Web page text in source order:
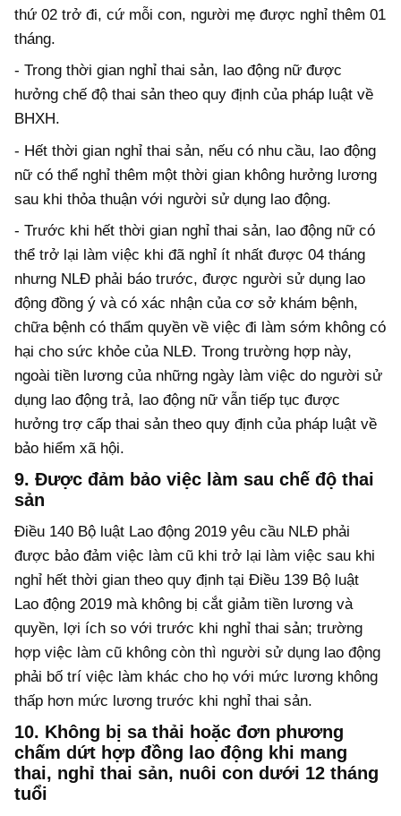
thứ 02 trở đi, cứ mỗi con, người mẹ được nghỉ thêm 01
tháng.
- Trong thời gian nghỉ thai sản, lao động nữ được
hưởng chế độ thai sản theo quy định của pháp luật về
BHXH.
- Hết thời gian nghỉ thai sản, nếu có nhu cầu, lao động
nữ có thể nghỉ thêm một thời gian không hưởng lương
sau khi thỏa thuận với người sử dụng lao động.
- Trước khi hết thời gian nghỉ thai sản, lao động nữ có
thể trở lại làm việc khi đã nghỉ ít nhất được 04 tháng
nhưng NLĐ phải báo trước, được người sử dụng lao
động đồng ý và có xác nhận của cơ sở khám bệnh,
chữa bệnh có thẩm quyền về việc đi làm sớm không có
hại cho sức khỏe của NLĐ. Trong trường hợp này,
ngoài tiền lương của những ngày làm việc do người sử
dụng lao động trả, lao động nữ vẫn tiếp tục được
hưởng trợ cấp thai sản theo quy định của pháp luật về
bảo hiểm xã hội.
9. Được đảm bảo việc làm sau chế độ thai
sản
Điều 140 Bộ luật Lao động 2019 yêu cầu NLĐ phải
được bảo đảm việc làm cũ khi trở lại làm việc sau khi
nghỉ hết thời gian theo quy định tại Điều 139 Bộ luật
Lao động 2019 mà không bị cắt giảm tiền lương và
quyền, lợi ích so với trước khi nghỉ thai sản; trường
hợp việc làm cũ không còn thì người sử dụng lao động
phải bố trí việc làm khác cho họ với mức lương không
thấp hơn mức lương trước khi nghỉ thai sản.
10. Không bị sa thải hoặc đơn phương
chấm dứt hợp đồng lao động khi mang
thai, nghỉ thai sản, nuôi con dưới 12 tháng
tuổi